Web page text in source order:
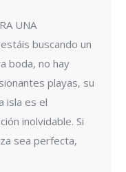
UNA
estáis buscando un
boda, no hay
playas, su
isla es el
inolvidable. Si
sea perfecta,